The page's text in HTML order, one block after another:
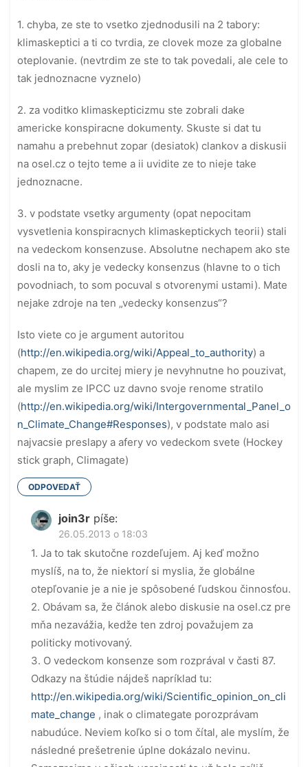
1. chyba, ze ste to vsetko zjednodusili na 2 tabory:
klimaskeptici a ti co tvrdia, ze clovek moze za globalne
oteplovanie. (nevtrdim ze ste to tak povedali, ale cele to
tak jednoznacne vyznelo)
2. za voditko klimaskepticizmu ste zobrali dake
americke konspiracne dokumenty. Skuste si dat tu
namahu a prebehnut zopar (desiatok) clankov a diskusii
na osel.cz o tejto teme a ii uvidite ze to nieje take
jednoznacne.
3. v podstate vsetky argumenty (opat nepocitam
vysvetlenia konspiracnych klimaskeptickych teorii) stali
na vedeckom konsenzuse. Absolutne nechapem ako ste
dosli na to, aky je vedecky konsenzus (hlavne to o tich
povodniach, to som pocuval s otvorenymi ustami). Mate
nejake zdroje na ten „vedecky konsenzus“?
Isto viete co je argument autoritou
(http://en.wikipedia.org/wiki/Appeal_to_authority) a
chapem, ze do urcitej miery je nevyhnutne ho pouzivat,
ale myslim ze IPCC uz davno svoje renome stratilo
(http://en.wikipedia.org/wiki/Intergovernmental_Panel_o
n_Climate_Change#Responses), v podstate malo asi
najvacsie preslapy a afery vo vedeckom svete (Hockey
stick graph, Climagate)
ODPOVEDAŤ
join3r píše:
26.05.2013 o 18:03
1. Ja to tak skutočne rozdeľujem. Aj keď možno
myslíš, na to, že niektorí si myslia, že globálne
otepľovanie je a nie je spôsobené ľudskou činnosťou.
2. Obávam sa, že článok alebo diskusie na osel.cz pre
mňa nezavážia, kedže ten zdroj považujem za
politicky motivovaný.
3. O vedeckom konsenze som rozprával v časti 87.
Odkazy na štúdie nájdeš napríklad tu:
http://en.wikipedia.org/wiki/Scientific_opinion_on_cli
mate_change , inak o climategate porozprávam
nabudúce. Neviem koľko si o tom čítal, ale myslím, že
následné prešetrenie úplne dokázalo nevinu.